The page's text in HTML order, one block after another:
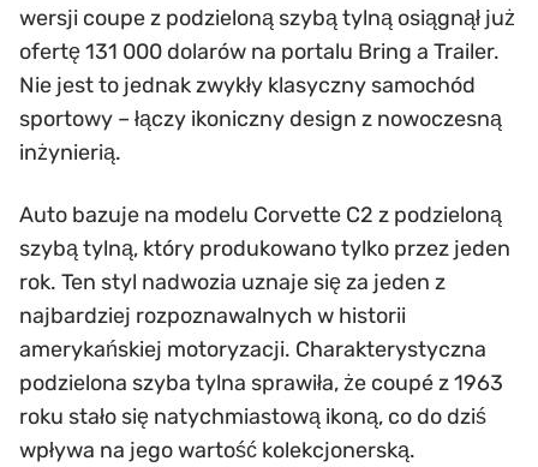
wersji coupe z podzieloną szybą tylną osiągnął już
ofertę 131 000 dolarów na portalu Bring a Trailer.
Nie jest to jednak zwykły klasyczny samochód
sportowy – łączy ikoniczny design z nowoczesną
inżynierią.
Auto bazuje na modelu Corvette C2 z podzieloną
szybą tylną, który produkowano tylko przez jeden
rok. Ten styl nadwozia uznaje się za jeden z
najbardziej rozpoznawalnych w historii
amerykańskiej motoryzacji. Charakterystyczna
podzielona szyba tylna sprawiła, że coupé z 1963
roku stało się natychmiastową ikoną, co do dziś
wpływa na jego wartość kolekcjonerską.